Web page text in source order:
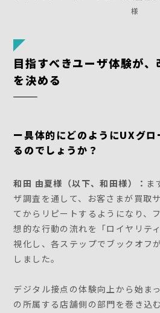
様
目指すべきユーザ体験が
を決める
ー具体的にどのようにUXグ
るのでしょうか？
和田 由夏様（以下、和田様）： ま
ザ調査を通して、お客さまが買取
てからリピートするようになり、
想的な行動の流れを「ロイヤリテ
視化し、各ステップでブックオフ
しました。
デジタル接点の体験向上から始ま
の所属する店舗側の部門を巻き込